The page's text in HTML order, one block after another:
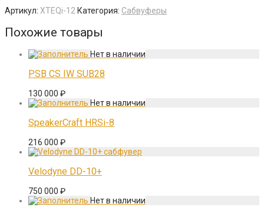
Артикул: XTEQi-12 Категория: Сабвуферы
Похожие товары
PSB CS IW SUB28
130 000 ₽
SpeakerCraft HRSi-8
216 000 ₽
Velodyne DD-10+
750 000 ₽